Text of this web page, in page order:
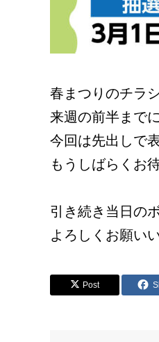
春まつりのチラ
来週の前半まで
今回は先出しで
もうしばらくお
引き続き当日の
よろしくお願い
Post